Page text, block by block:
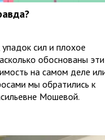
сил и плохое
обоснованы эти
на самом деле
мы обратились к
Мошевой.